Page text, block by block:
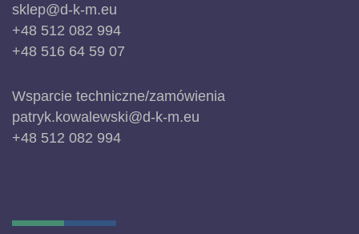
sklep@d-k-m.eu
+48 512 082 994
+48 516 64 59 07
Wsparcie techniczne/zamówienia
patryk.kowalewski@d-k-m.eu
+48 512 082 994